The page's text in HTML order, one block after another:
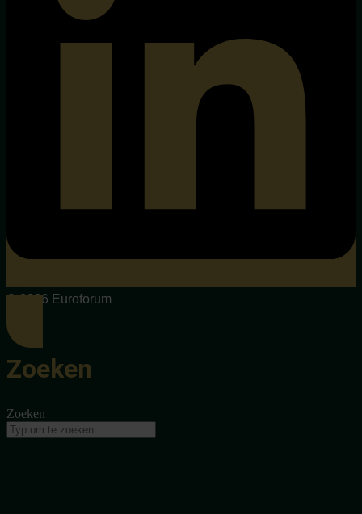
© 2026 Euroforum
Zoeken
Zoeken